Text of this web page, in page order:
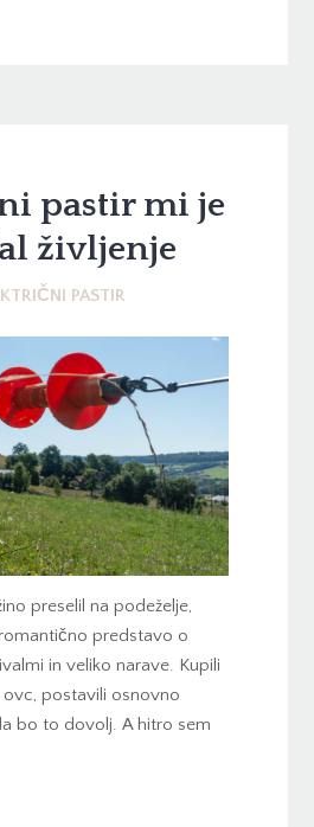
pastir mi je
življenje
PASTIR
preselil na podeželje,
predstavo o
in veliko narave. Kupili
ovc, postavili osnovno
bo to dovolj. A hitro sem